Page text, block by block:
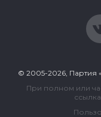
© 2005-2026, Партия
При полном или